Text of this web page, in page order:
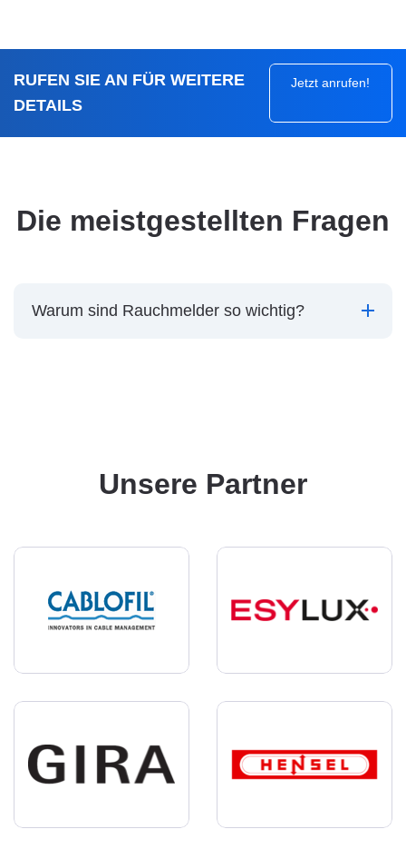
RUFEN SIE AN FÜR WEITERE
DETAILS
Jetzt anrufen!
Die meistgestellten Fragen
Warum sind Rauchmelder so wichtig?
Unsere Partner